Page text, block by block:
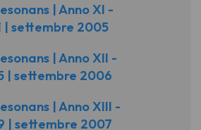
| Anno XI -
| settembre 2005
| Anno XII -
| settembre 2006
| Anno XIII -
| settembre 2007